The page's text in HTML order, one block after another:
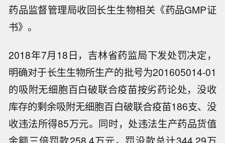
药品监督管理局收回长生生物相关《药品GMP证
书》。
2018年7月18日，吉林省药监局下发处罚决定，
明确对于长生生物所生产的批号为201605014-01
的吸附无细胞百白破联合疫苗按劣药论处，没收
库存的剩余吸附无细胞百白破联合疫苗186支、没
收违法所得85万元。同时，处违法生产药品货值